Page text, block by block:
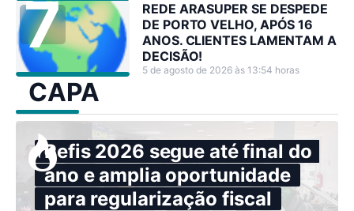
REDE ARASUPER SE DESPEDE
DE PORTO VELHO, APÓS 16
ANOS. CLIENTES LAMENTAM A
DECISÃO!
5 de agosto de 2026 às 13:54 horas
CAPA
Refis 2026 segue até final do
ano e amplia oportunidade
para regularização fiscal